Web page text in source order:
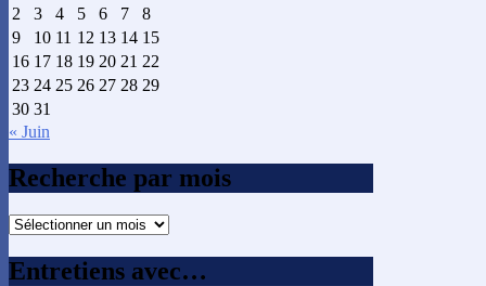
2
3 4 5 6 7
8
9
10 11 12 13 14 15
16 17 18 19 20 21 22
23 24 25 26 27 28 29
30 31
« Juin
Recherche par mois
Recherche
mois
Entretiens avec…